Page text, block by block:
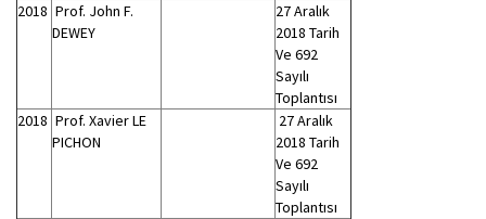
2018 Prof. John F.
DEWEY
27 Aralık
2018 Tarih
Ve 692
Sayılı
Toplantısı
2018 Prof. Xavier LE
PICHON
27 Aralık
2018 Tarih
Ve 692
Sayılı
Toplantısı